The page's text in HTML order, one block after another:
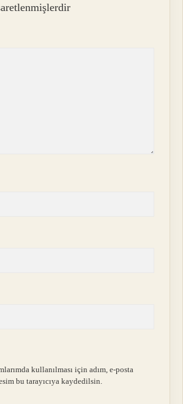
kullanılması için adım, e-posta
bu tarayıcıya kaydedilsin.